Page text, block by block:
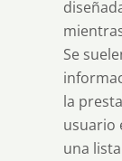
Se
la
usuario
una